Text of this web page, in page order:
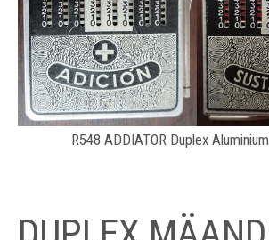
R548 ADDIATOR Duplex